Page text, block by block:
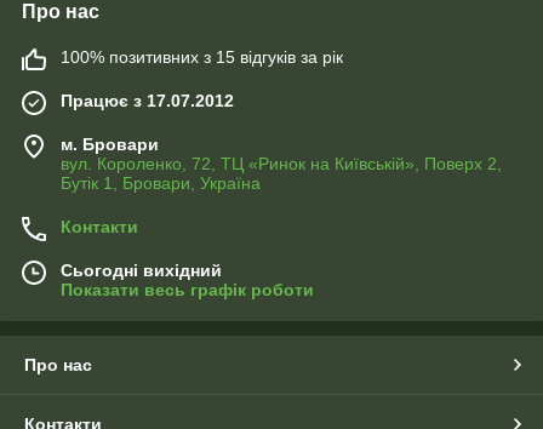
Про нас
100% позитивних з 15 відгуків за рік
Працює з 17.07.2012
м. Бровари
вул. Короленко, 72, ТЦ «Ринок на Київській», Поверх 2,
Бутік 1, Бровари, Україна
Контакти
Сьогодні вихідний
Показати весь графік роботи
Про нас
Контакти